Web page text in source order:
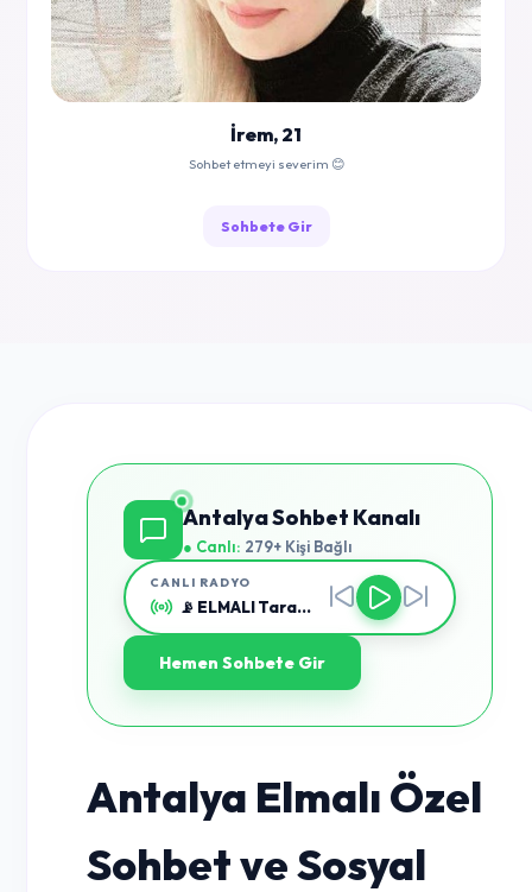
İrem, 21
Sohbet etmeyi severim 😊
Sohbete Gir
Antalya Sohbet Kanalı
● Canlı: 279+ Kişi Bağlı
CANLI RADYO
📡 ELMALI Taranıyor...
Hemen Sohbete Gir
Antalya Elmalı Özel
Sohbet ve Sosyal